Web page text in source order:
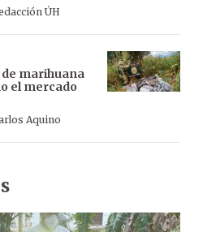
ÚH
de marihuana
el mercado
Aquino